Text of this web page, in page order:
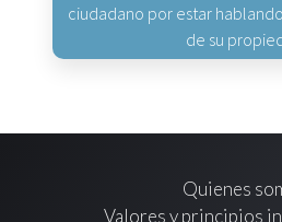
ciudadano por estar
de su
Quienes
Valores y principios